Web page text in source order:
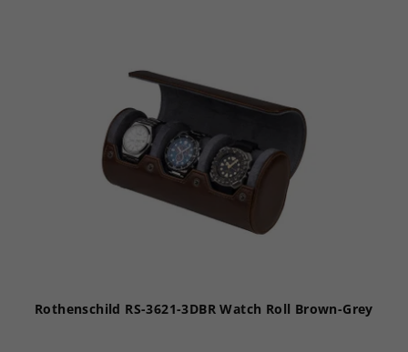
Rothenschild RS-3621-3DBR Watch Roll Brown-Grey